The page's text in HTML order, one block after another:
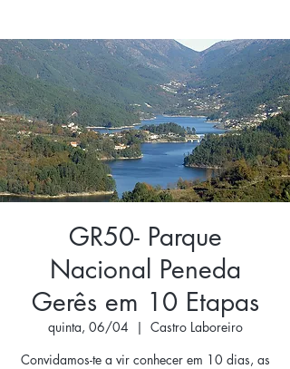
GR50- Parque
Nacional Peneda
Gerês em 10 Etapas
quinta, 06/04
  |
Castro Laboreiro
Convidamos-te a vir conhecer em 10 dias, as